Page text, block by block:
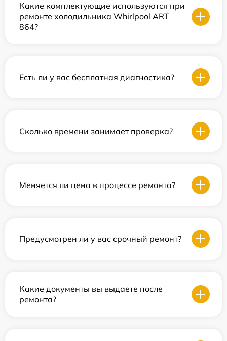
Какие комплектующие используются при
ремонте холодильника Whirlpool ART
864?
Есть ли у вас бесплатная диагностика?
Сколько времени занимает проверка?
Меняется ли цена в процессе ремонта?
Предусмотрен ли у вас срочный ремонт?
Какие документы вы выдаете после
ремонта?